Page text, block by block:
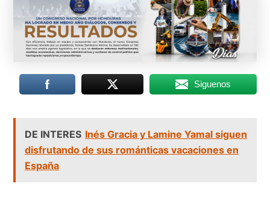
Siguenos
DE INTERES Inés Gracia y Lamine Yamal siguen
disfrutando de sus románticas vacaciones en
España